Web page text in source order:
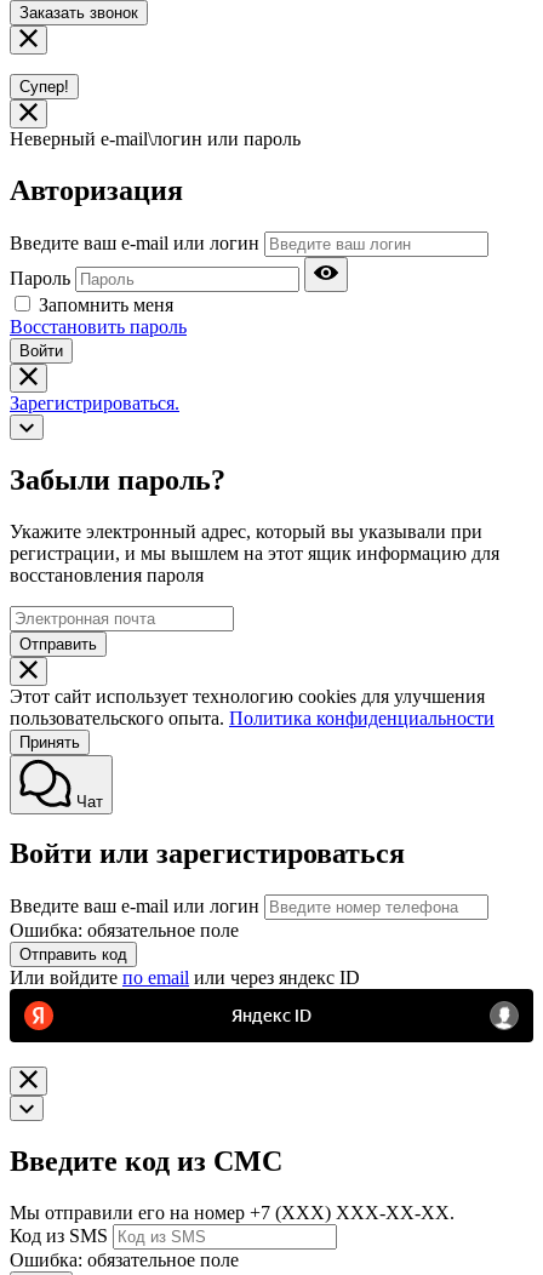
Заказать звонок
Супер!
Неверный e-mail\логин или пароль
Авторизация
Введите ваш e-mail или логин
Пароль
Запомнить меня
Восстановить пароль
Войти
Зарегистрироваться.
Забыли пароль?
Укажите электронный адрес, который вы указывали при
регистрации, и мы вышлем на этот ящик информацию для
восстановления пароля
Отправить
Этот сайт использует технологию cookies для улучшения
пользовательского опыта. Политика конфиденциальности
Принять
Чат
Войти или зарегистироваться
Введите ваш e-mail или логин
Ошибка: обязательное поле
Отправить код
Или войдите по email или через яндекс ID
Введите код из СМС
Мы отправили его на номер +7 (ХХХ) ХХХ-ХХ-ХХ.
Код из SMS
Ошибка: обязательное поле